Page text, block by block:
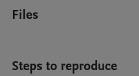
Files
Steps to reproduce